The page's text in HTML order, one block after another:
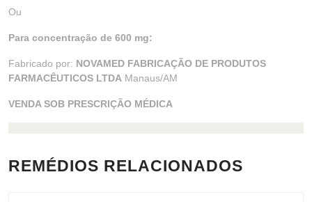
Ou
Para concentração de 600 mg:
Fabricado por: NOVAMED FABRICAÇÃO DE PRODUTOS
FARMACÊUTICOS LTDA Manaus/AM
VENDA SOB PRESCRIÇÃO MÉDICA
REMÉDIOS RELACIONADOS